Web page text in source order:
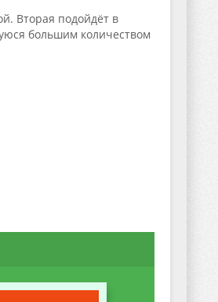
Вторая подойдёт в
большим количеством